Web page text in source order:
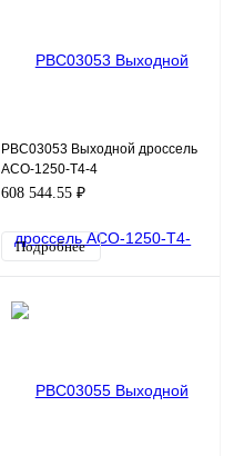
PBC03053 Выходной дроссель
ACO-1250-T4-4
608 544.55 ₽
Подробнее